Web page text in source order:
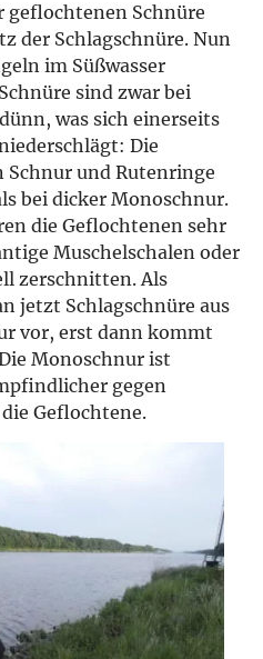
Schnüre
der Schlagschnüre. Nun
im Süßwasser
sind zwar bei
was sich einerseits
Die
Schnur und Rutenringe
bei dicker Monoschnur.
die Geflochtenen sehr
Muschelschalen oder
zerschnitten. Als
jetzt Schlagschnüre aus
vor, erst dann kommt
Monoschnur ist
gegen
Geflochtene.